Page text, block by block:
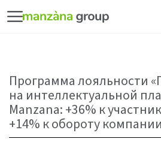
Программа лояльности
на интеллектуальной
Manzana: +36% к
+14% к обороту